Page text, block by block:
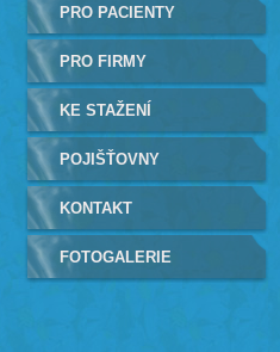
PRO PACIENTY
PRO FIRMY
KE STAŽENÍ
POJIŠŤOVNY
KONTAKT
FOTOGALERIE